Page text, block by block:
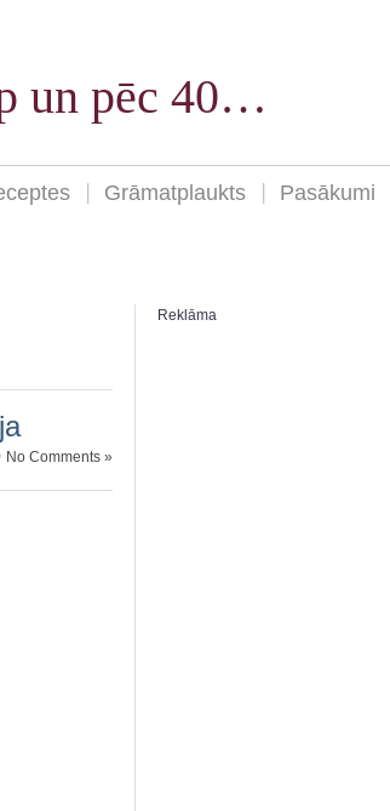
un pēc 40…
Grāmatplaukts Pasākumi
No Comments »
Reklāma